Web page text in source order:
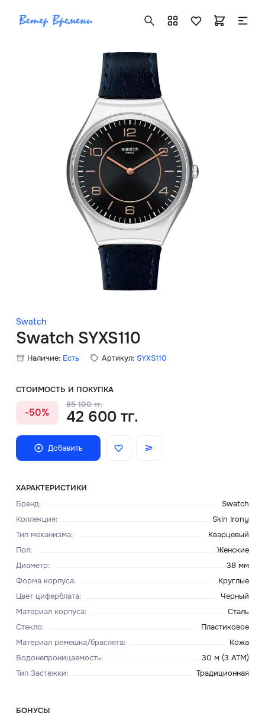
Swatch
Swatch SYXS110
Наличие: Есть Артикул: SYXS110
СТОИМОСТЬ И ПОКУПКА
-50%
85 100 тг.
42 600 тг.
Добавить
ХАРАКТЕРИСТИКИ
Бренд:
Swatch
Коллекция:
Skin Irony
Тип механизма:
Кварцевый
Пол:
Женские
Диаметр:
38 мм
Форма корпуса:
Круглые
Цвет циферблата:
Черный
Материал корпуса:
Сталь
Стекло:
Пластиковое
Материал ремешка/браслета:
Кожа
Водонепроницаемость:
30 м (3 ATM)
Тип Застежки: Традиционная
БОНУСЫ
+7 ( 705 ) 181-42-50
info@vetervremeni.kz
Авторизация
Каталог
Мужские часы
Женские часы
Скидки
Главная
О нас
Доставка и оплата
Блог